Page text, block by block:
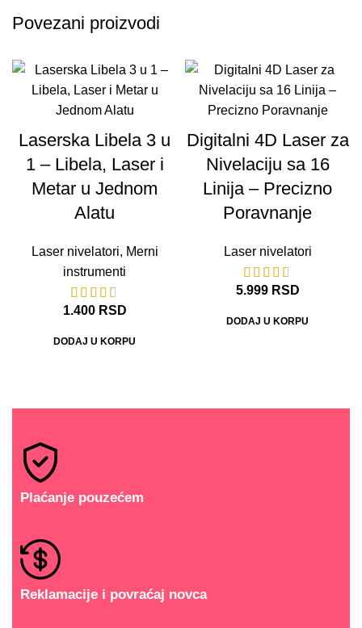
Povezani proizvodi
Laserska Libela 3 u
1 – Libela, Laser i
Metar u Jednom
Alatu
Laser nivelatori, Merni
instrumenti
1.400 RSD
DODAJ U KORPU
Digitalni 4D Laser za
Nivelaciju sa 16
Linija – Precizno
Poravnanje
Laser nivelatori
5.999 RSD
DODAJ U KORPU
Plaćanje pouzećem
Reklamacije i povraćaj novca